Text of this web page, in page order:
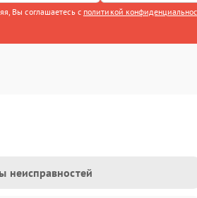
Вы соглашаетесь с политикой
неисправностей